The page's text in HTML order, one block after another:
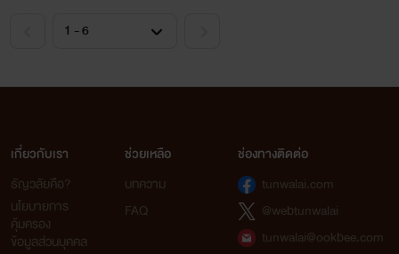
เกี่ยวกับเรา
ธัญวลัยคือ?
นโยบายการ
คุ้มครอง
ข้อมูลส่วนบุคคล
ช่วยเหลือ
บทความ
FAQ
ช่องทางติดต่อ
tunwalai.com
@webtunwalai
tunwalai@ookbee.com